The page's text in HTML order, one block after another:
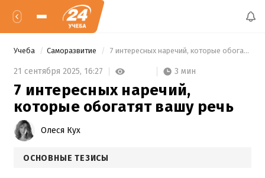
Учеба Саморазвитие 7 интересных наречий, которые обогатят вашу речь
21 сентября 2025, 16:27 3 мин
7 интересных наречий,
которые обогатят вашу речь
Олеся Кух
ОСНОВНЫЕ ТЕЗИСЫ